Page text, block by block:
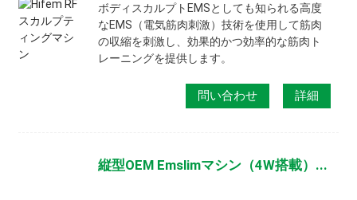
ボディスカルプトEMSとしても知られる高度
なEMS（電気筋肉刺激）技術を使用して筋肉
の収縮を刺激し、効果的かつ効率的な筋肉ト
レーニングを提供します。
問い合わせ 詳細
縦型OEM Emslimマシン（4W搭載）...